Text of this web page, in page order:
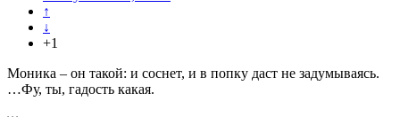
↑
↓
+1
Моника – он такой: и соснет, и в попку даст не задумываясь.
…Фу, ты, гадость какая.